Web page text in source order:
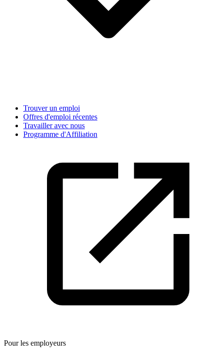
Trouver un emploi
Offres d'emploi récentes
Travailler avec nous
Programme d'Affiliation
Pour les employeurs